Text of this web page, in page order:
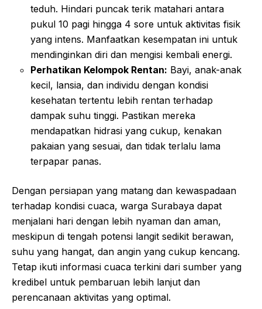
teduh. Hindari puncak terik matahari antara
pukul 10 pagi hingga 4 sore untuk aktivitas fisik
yang intens. Manfaatkan kesempatan ini untuk
mendinginkan diri dan mengisi kembali energi.
Perhatikan Kelompok Rentan: Bayi, anak-anak
kecil, lansia, dan individu dengan kondisi
kesehatan tertentu lebih rentan terhadap
dampak suhu tinggi. Pastikan mereka
mendapatkan hidrasi yang cukup, kenakan
pakaian yang sesuai, dan tidak terlalu lama
terpapar panas.
Dengan persiapan yang matang dan kewaspadaan
terhadap kondisi cuaca, warga Surabaya dapat
menjalani hari dengan lebih nyaman dan aman,
meskipun di tengah potensi langit sedikit berawan,
suhu yang hangat, dan angin yang cukup kencang.
Tetap ikuti informasi cuaca terkini dari sumber yang
kredibel untuk pembaruan lebih lanjut dan
perencanaan aktivitas yang optimal.